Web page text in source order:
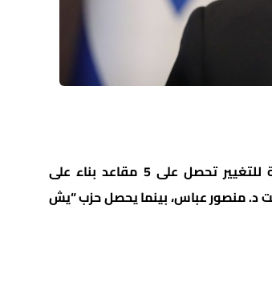
أما بخصوص الأحزاب العربية، فقائمة تحالفية تضم الجبهة والعربية للتغيير تحصل على 5 مقاعد بناء على
د. منصور عباس، بينما يحصل حزب “يش